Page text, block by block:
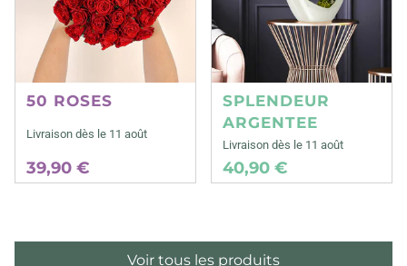
50 ROSES
Livraison dès le 11 août
39,90 €
SPLENDEUR
ARGENTEE
Livraison dès le 11 août
40,90 €
Voir tous les produits